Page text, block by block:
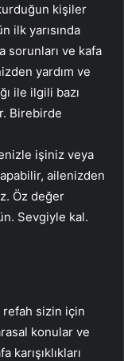
kişiler
ilk yarısında
sorunları ve kafa
yardım ve
ile ilgili bazı
Birebirde
işiniz veya
ailenizden
Öz değer
Sevgiyle kal.
refah sizin için
konular ve
karışıklıkları